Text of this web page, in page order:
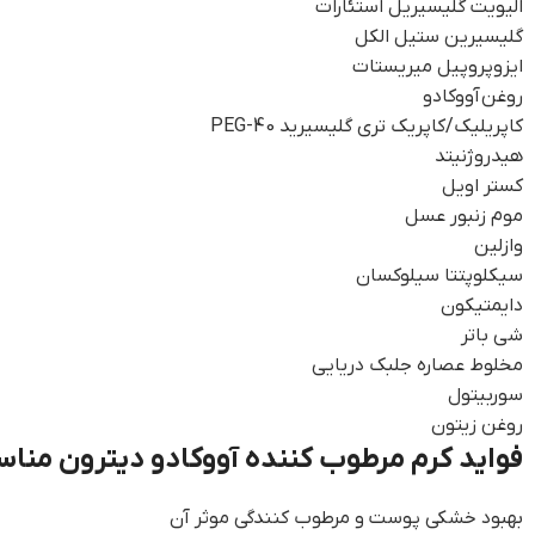
الیویت گلیسیریل استئارات
گلیسیرین ستیل الکل
ایزوپروپیل میریستات
روغن آووکادو
کاپریلیک/کاپریک تری گلیسیرید 40-PEG
هیدروژنیتد
کستر اویل
موم زنبور عسل
وازلین
سیکلوپتتا سیلوکسان
دایمتیکون
شی باتر
مخلوط عصاره جلبک دریایی
سوربیتول
روغن زیتون
فواید کرم مرطوب کننده آووکادو دیترون
بهبود خشکی پوست و مرطوب کنندگی موثر آن